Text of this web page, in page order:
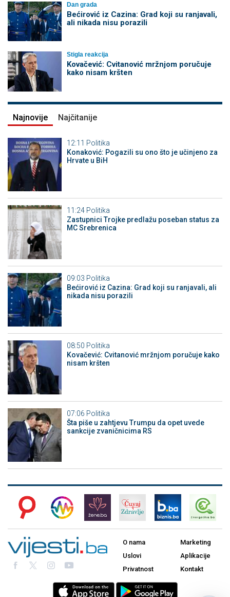
Dan grada
Bećirović iz Cazina: Grad koji su ranjavali,
ali nikada nisu porazili
Stigla reakcija
Kovačević: Cvitanović mržnjom poručuje
kako nisam kršten
Najnovije Najčitanije
12:11 Politika
Konaković: Pogazili su ono što je učinjeno za
Hrvate u BiH
11:24 Politika
Zastupnici Trojke predlažu poseban status za
MC Srebrenica
09:03 Politika
Bećirović iz Cazina: Grad koji su ranjavali, ali
nikada nisu porazili
08:50 Politika
Kovačević: Cvitanović mržnjom poručuje kako
nisam kršten
07:06 Politika
Šta piše u zahtjevu Trumpu da opet uvede
sankcije zvaničnicima RS
O nama
Uslovi
Privatnost
Marketing
Aplikacije
Kontakt